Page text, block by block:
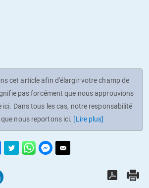
cet article afin d'élargir votre champ de
pas forcément que nous approuvions
ici. Dans tous les cas, notre responsabilité
nous reportons ici. [Lire plus]